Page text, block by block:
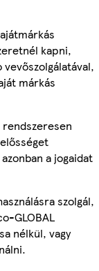
kapni,
márkás
a jogaidat
szolgál,
GLOBAL
nélkül, vagy